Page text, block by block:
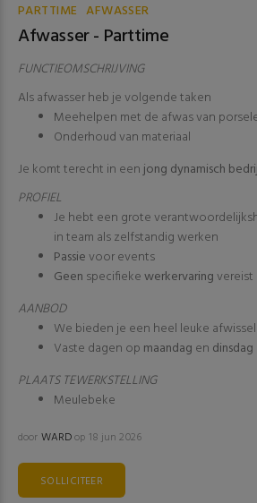
PARTTIME AFWASSER
Afwasser - Parttime
FUNCTIEOMSCHRIJVING
Als afwasser heb je volgende taken
Meehelpen met de afwas van
Onderhoud van materiaal
Je komt terecht in eenjong dynamisch
PROFIEL
Je hebt een grote
in team als zelfstandig werken
Passievoor events
Geen specifiekewerkervaringvereist
AANBOD
We bieden je een heel leuke
Vaste dagen op maandag en dinsdag
PLAATS TEWERKSTELLING
Meulebeke
door WARDop 18 jun 2026
SOLLICITEER